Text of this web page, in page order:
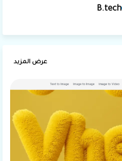
B.tech
عرض المزيد